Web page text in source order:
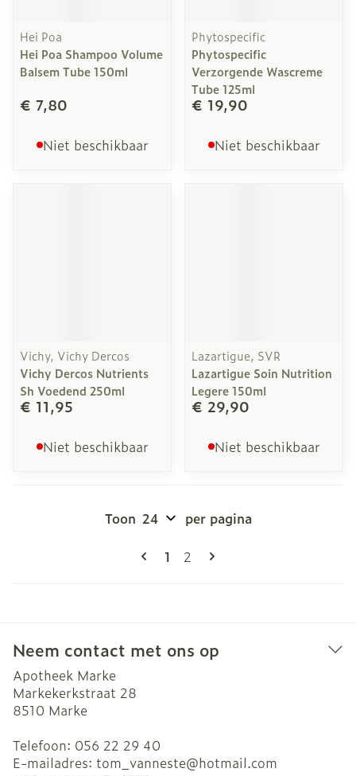
Hei Poa
Hei Poa Shampoo Volume
Balsem Tube 150ml
€ 7,80
Niet beschikbaar
Phytospecific
Phytospecific
Verzorgende Wascreme
Tube 125ml
€ 19,90
Niet beschikbaar
Vichy, Vichy Dercos
Vichy Dercos Nutrients
Sh Voedend 250ml
€ 11,95
Niet beschikbaar
Lazartigue, SVR
Lazartigue Soin Nutrition
Legere 150ml
€ 29,90
Niet beschikbaar
Pagina's
U lees momenteel pagina
1 Pagina
2
Toon per pagina
Neem contact met ons op
Apotheek Marke
Markekerkstraat 28
8510 Marke
Telefoon: 056 22 29 40
E-mailadres: tom_vanneste@hotmail.com